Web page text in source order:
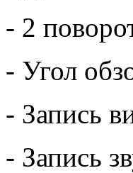
- 2
- Угол
- Запись
- Запись